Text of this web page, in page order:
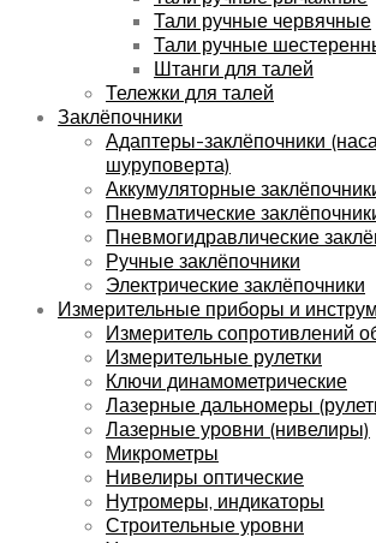
Тали ручные червячные
Тали ручные
Штанги для талей
Тележки для талей
Заклёпочники
Адаптеры-заклёпочники
шуруповерта)
Аккумуляторные
Пневматические
Пневмогидравлические
Ручные заклёпочники
Электрические заклёпочники
Измерительные приборы и
Измеритель сопротивлений
Измерительные рулетки
Ключи динамометрические
Лазерные дальномеры
Лазерные уровни (нивелиры)
Микрометры
Нивелиры оптические
Нутромеры, индикаторы
Строительные уровни